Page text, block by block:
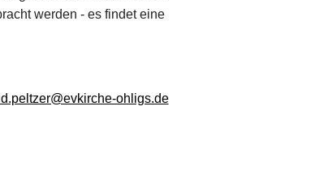
werden - es findet eine
ohligs.de